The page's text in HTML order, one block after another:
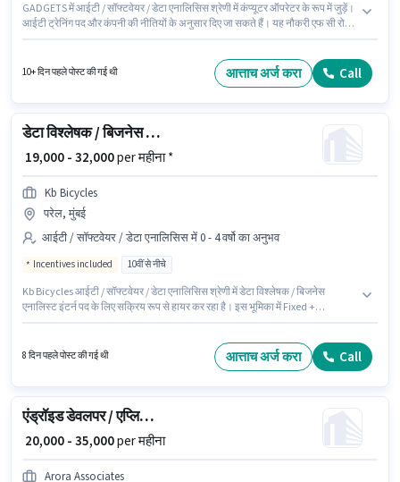
GADGETS में आईटी / सॉफ्टवेयर / डेटा एनालिसिस श्रेणी में कंप्यूटर ऑपरेटर के रूप में जुड़ें।
आईटी ट्रेनिंग पद और कंपनी की नीतियों के अनुसार दिए जा सकते हैं। यह नौकरी एफ सी रोड,
वेतन संरचना मिलती है।
10+ दिन पहले पोस्ट की गई थी आत्ताच अर्ज करा Call
डेटा विश्लेषक / बिजनेस एनालिस्ट इंटर्न
₹ 19,000 - 32,000per महीना *
Kb Bicycles
परेल, मुंबई
आईटी / सॉफ्टवेयर / डेटा एनालिसिस में 0 - 4 वर्षो का अनुभव
Incentives included 10वीं से नीचे
Kb Bicycles आईटी / सॉफ्टवेयर / डेटा एनालिसिस श्रेणी में डेटा विश्लेषक / बिजनेस
एनालिस्ट इंटर्न पद के लिए सक्रिय रूप से हायर कर रहा है। इस भूमिका में Fixed +
नीचे योग्यता वाले उम्मीदवार आवेदन कर सकते हैं। यह भूमिका 0 - 4 वर्षो वर्ष के अनुभव वाले के
8 दिन पहले पोस्ट की गई थी आत्ताच अर्ज करा Call
एंड्रॉइड डेवलपर / एप्लिकेशन डेवलपर
₹ 20,000 - 35,000per महीना
Arora Associates